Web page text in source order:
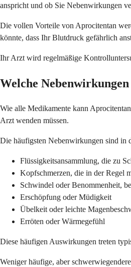
anspricht und ob Sie Nebenwirkungen
Die vollen Vorteile von Aprocitentan
könnte, dass Ihr Blutdruck gefährlich
Ihr Arzt wird regelmäßige
Welche
Wie alle Medikamente kann
Arzt wenden müssen.
Die häufigsten Nebenwirkungen sind in
Flüssigkeitsansammlung, die zu
Kopfschmerzen, die in der Regel
Schwindel oder Benommenheit,
Erschöpfung oder Müdigkeit
Übelkeit oder leichte
Erröten oder Wärmegefühl
Diese häufigen Auswirkungen treten
Weniger häufige, aber